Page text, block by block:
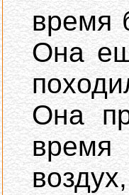
время
Она
Она